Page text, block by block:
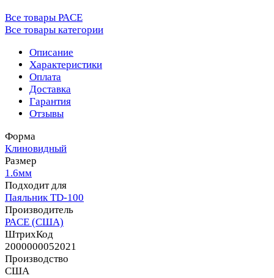
Все товары PACE
Все товары категории
Описание
Характеристики
Оплата
Доставка
Гарантия
Отзывы
Форма
Клиновидный
Размер
1.6мм
Подходит для
Паяльник TD-100
Производитель
PACE (США)
ШтрихКод
2000000052021
Производство
США